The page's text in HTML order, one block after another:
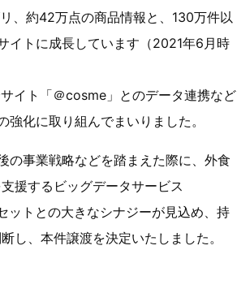
、約42万点の商品情報と、130万件以
イトに成長しています（2021年6月時
イト「＠cosme」とのデータ連携など
化に取り組んでまいりました。
の事業戦略などを踏まえた際に、外食
援するビッグデータサービス
ットとの大きなシナジーが見込め、持
し、本件譲渡を決定いたしました。